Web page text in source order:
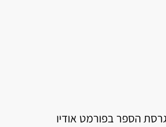
הספר בפורמט אודיו